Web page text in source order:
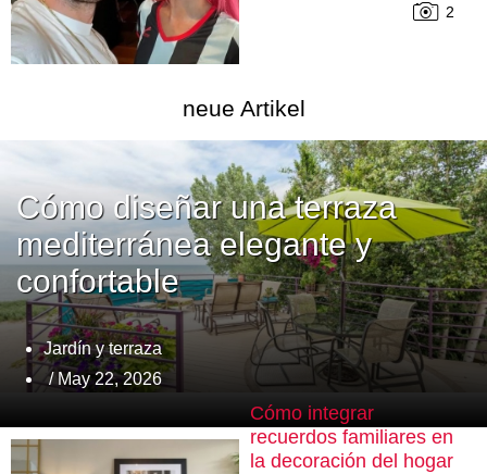
2
neue Artikel
Cómo diseñar una terraza
mediterránea elegante y
confortable
Jardín y terraza
/ May 22, 2026
Cómo integrar
recuerdos familiares en
la decoración del hogar